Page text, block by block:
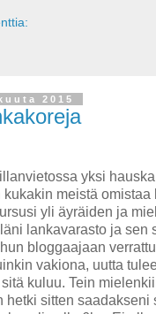
2015
yksi
meistä omistaa
yli äyräiden ja
lankavarasto ja sen
bloggaajaan
vakiona, uutta
kuluu. Tein
hetki sitten saadakseni